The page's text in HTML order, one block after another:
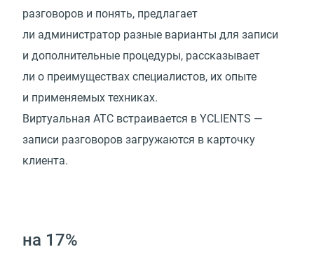
разговоров и понять, предлагает
ли администратор разные варианты для записи
и дополнительные процедуры, рассказывает
ли о преимуществах специалистов, их опыте
и применяемых техниках.
Виртуальная АТС встраивается в YCLIENTS —
записи разговоров загружаются в карточку
клиента.
на 17%